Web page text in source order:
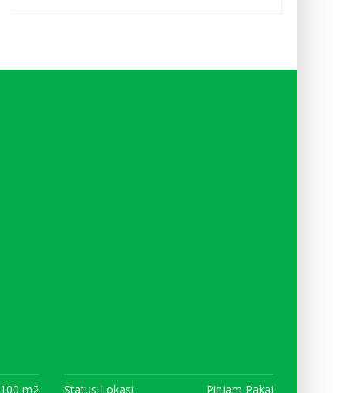
100 m2 Status Lokasi Pinjam Pakai